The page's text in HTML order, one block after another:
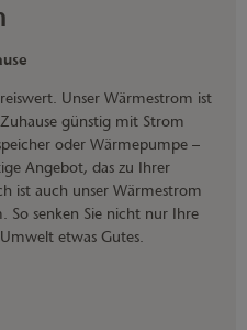
Unser Wärmestrom ist
günstig mit Strom
oder Wärmepumpe –
Angebot, das zu Ihrer
ist auch unser Wärmestrom
senken Sie nicht nur Ihre
etwas Gutes.